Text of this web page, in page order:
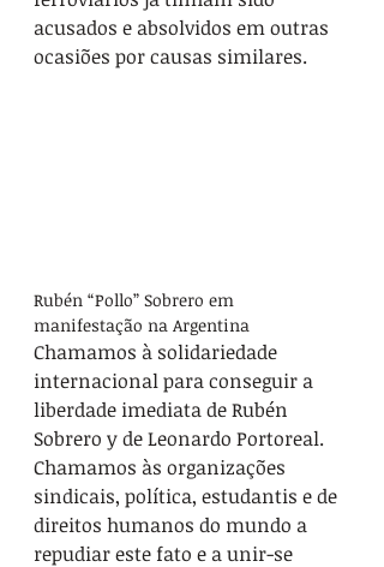
acusados e absolvidos em outras
ocasiões por causas similares.
Rubén “Pollo” Sobrero em
manifestação na Argentina
Chamamos à solidariedade
internacional para conseguir a
liberdade imediata de Rubén
Sobrero y de Leonardo Portoreal.
Chamamos às organizações
sindicais, política, estudantis e de
direitos humanos do mundo a
repudiar este fato e a unir-se